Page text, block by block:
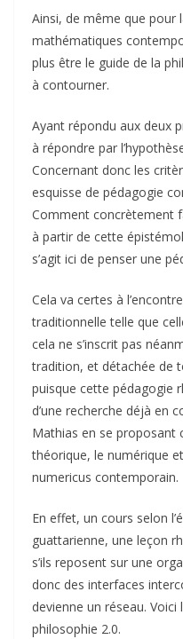
Ainsi, de même que pour
mathématiques
plus être le guide de la
à contourner.
Ayant répondu aux deux
à répondre par
Concernant donc les
esquisse de pédagogie
Comment concrètement
à partir de cette
s’agit ici de penser une
Cela va certes à
traditionnelle telle que
cela ne s’inscrit pas
tradition, et détachée de
puisque cette pédagogie
d’une recherche déjà en
Mathias en se proposant
théorique, le numérique
numericus contemporain.
En effet, un cours selon
guattarienne, une leçon
s’ils reposent sur une
donc des interfaces
devienne un réseau. Voici
philosophie 2.0.